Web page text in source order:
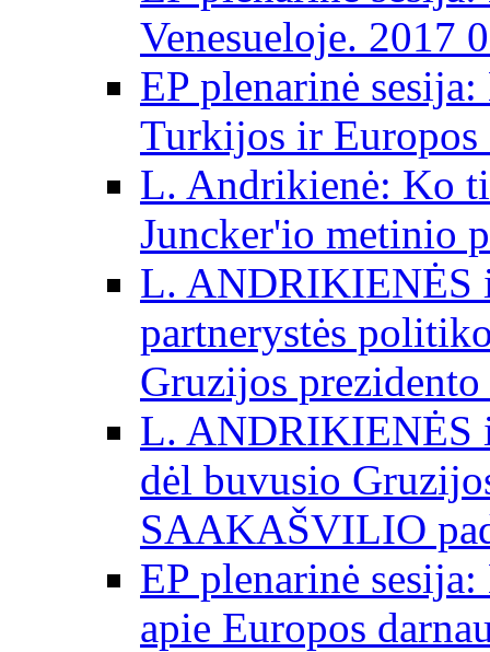
Venesueloje. 2017
EP plenarinė
Turkijos ir Europos
L. Andrikienė: Ko
Juncker'io metinio
L. ANDRIKIENĖS
partnerystės
Gruzijos
L. ANDRIKIENĖS
dėl buvusio
SAAKAŠVILIO
EP plenarinė
apie Europos